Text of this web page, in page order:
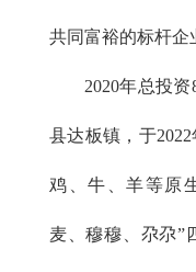
共同富裕的标杆企
2020年总投
县达板镇，于
鸡、牛、羊等原
麦、穆穆、尕尕”